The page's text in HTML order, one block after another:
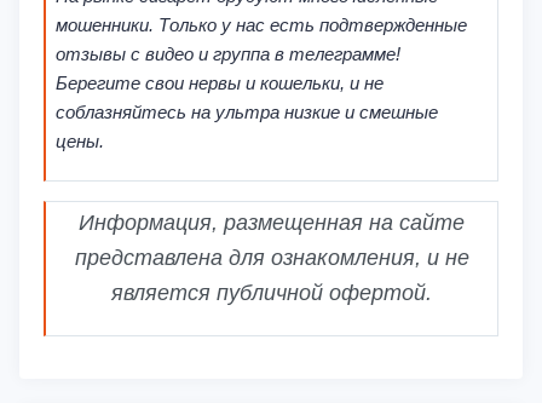
мошенники. Только у нас есть подтвержденные
отзывы с видео и группа в телеграмме!
Берегите свои нервы и кошельки, и не
соблазняйтесь на ультра низкие и смешные
цены.
Информация, размещенная на сайте
представлена для ознакомления, и не
является публичной офертой.